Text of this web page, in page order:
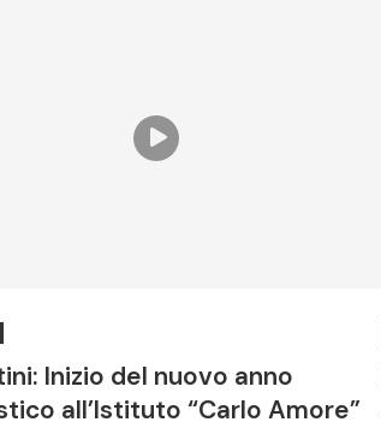
Inizio del nuovo anno
all’Istituto “Carlo Amore”